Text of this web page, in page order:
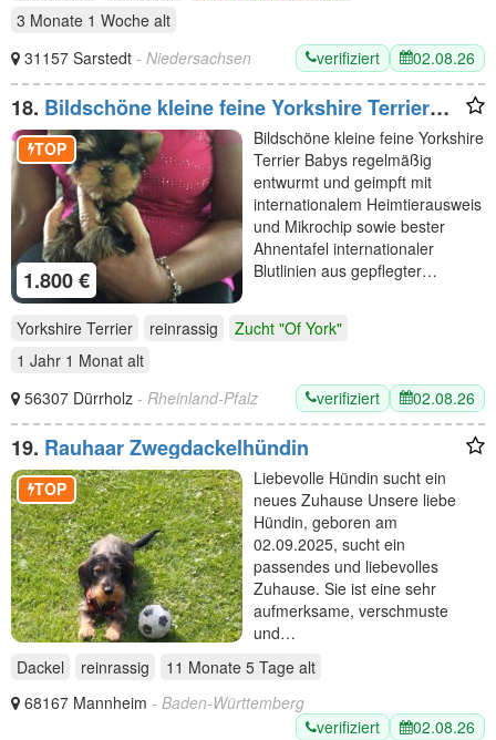
3 Monate 1 Woche alt
31157 Sarstedt - Niedersachsen verifiziert 02.08.26
18. Bildschöne kleine feine Yorkshire Terrier
Babys
1.800 €
TOP
Bildschöne kleine feine Yorkshire
Terrier Babys regelmäßig
entwurmt und geimpft mit
internationalem Heimtierausweis
und Mikrochip sowie bester
Ahnentafel internationaler
Blutlinien aus gepflegter…
Yorkshire Terrier reinrassig
Zucht "Of York"
1 Jahr 1 Monat alt
56307 Dürrholz - Rheinland-Pfalz verifiziert 02.08.26
19. Rauhaar Zwegdackelhündin
TOP
Liebevolle Hündin sucht ein
neues Zuhause Unsere liebe
Hündin, geboren am
02.09.2025, sucht ein
passendes und liebevolles
Zuhause. Sie ist eine sehr
aufmerksame, verschmuste
und…
Dackel
reinrassig 11 Monate 5 Tage alt
68167 Mannheim - Baden-Württemberg
verifiziert
02.08.26